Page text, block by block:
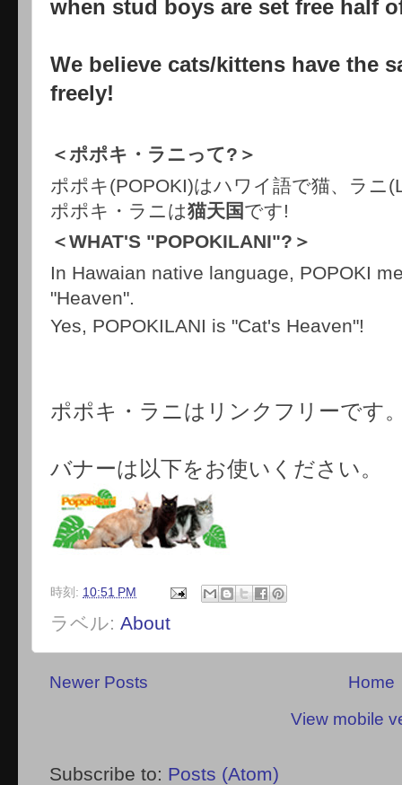
when stud boys are set free half
We believe cats/kittens have the
freely!
＜ポポキ・ラニって?＞
ポポキ(POPOKI)はハワイ語で猫、ラニ
ポポキ・ラニは猫天国です!
＜WHAT'S "POPOKILANI"?＞
In Hawaian native language, POPOKI
"Heaven".
Yes, POPOKILANI is "Cat's Heaven"!
ポポキ・ラニはリンクフリーです
バナーは以下をお使いください。
時刻: 10:51 PM
ラベル: About
Newer Posts
Home
View mobile
Subscribe to: Posts (Atom)